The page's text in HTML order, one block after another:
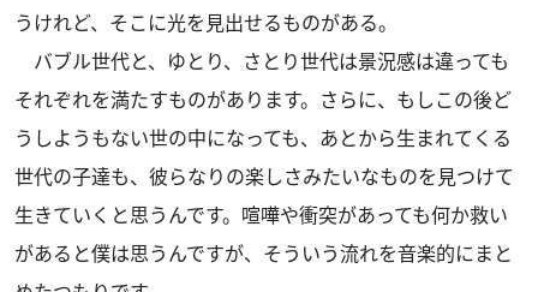
うけれど、そこに光を見出せるものがある。
バブル世代と、ゆとり、さとり世代は景況感は違っても
それぞれを満たすものがあります。さらに、もしこの後ど
うしようもない世の中になっても、あとから生まれてくる
世代の子達も、彼らなりの楽しさみたいなものを見つけて
生きていくと思うんです。喧嘩や衝突があっても何か救い
があると僕は思うんですが、そういう流れを音楽的にまと